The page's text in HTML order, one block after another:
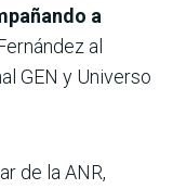
a
al
GEN y Universo
de la ANR,